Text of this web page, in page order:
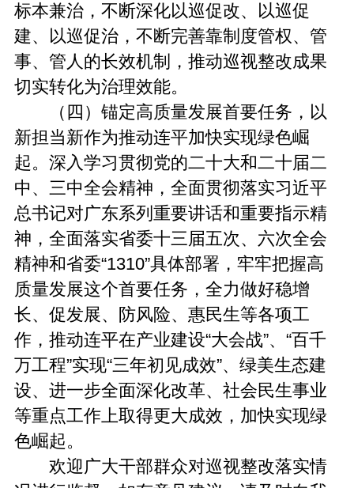
标本兼治，不断深化以巡促改、以巡促
建、以巡促治，不断完善靠制度管权、管
事、管人的长效机制，推动巡视整改成果
切实转化为治理效能。
（四）锚定高质量发展首要任务，以
新担当新作为推动连平加快实现绿色崛
起。深入学习贯彻党的二十大和二十届二
中、三中全会精神，全面贯彻落实习近平
总书记对广东系列重要讲话和重要指示精
神，全面落实省委十三届五次、六次全会
精神和省委“1310”具体部署，牢牢把握高
质量发展这个首要任务，全力做好稳增
长、促发展、防风险、惠民生等各项工
作，推动连平在产业建设“大会战”、“百千
万工程”实现“三年初见成效”、绿美生态建
设、进一步全面深化改革、社会民生事业
等重点工作上取得更大成效，加快实现绿
色崛起。
欢迎广大干部群众对巡视整改落实情